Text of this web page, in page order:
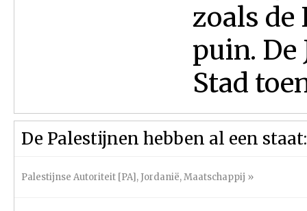
zoals de
puin. De
Stad
De Palestijnen hebben al een
Palestijnse Autoriteit [PA], Jordanië,Maatschappij »